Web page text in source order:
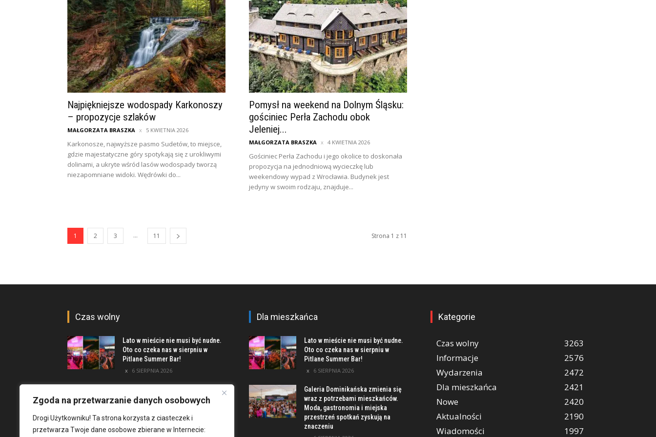
Zgoda na przetwarzanie danych osobowych
Drogi Użytkowniku! Ta strona korzysta z ciasteczek i
przetwarza Twoje dane osobowe zbierane w Internecie:
Najpiękniejsze wodospady Karkonoszy
– propozycje szlaków
MAŁGORZATA BRASZKA 5 KWIETNIA 2026
Karkonosze, najwyższe pasmo Sudetów, to miejsce,
gdzie majestatyczne góry spotykają się z urokliwymi
dolinami, a ukryte wśród lasów wodospady tworzą
niezapomniane widoki. Wędrówki do...
Pomysł na weekend na Dolnym Śląsku:
gościniec Perła Zachodu obok
Jeleniej...
MAŁGORZATA BRASZKA 4 KWIETNIA 2026
Gościniec Perła Zachodu i jego okolice to doskonała
propozycja na jednodniową wycieczkę lub
weekendowy wypad z Wrocławia. Budynek jest
jedyny w swoim rodzaju, znajduje...
1 2 3 ... 11 Strona 1 z 11
Czas wolny
Lato w mieście nie musi być nudne.
Oto co czeka nas w sierpniu w
Pitlane Summer Bar!
6 SIERPNIA 2026
Mieszkania i Lofty podczas eventu
w Marinie Kleczków
5 SIERPNIA 2026
Dla mieszkańca
Lato w mieście nie musi być nudne.
Oto co czeka nas w sierpniu w
Pitlane Summer Bar!
6 SIERPNIA 2026
Galeria Dominikańska zmienia się
wraz z potrzebami mieszkańców.
Moda, gastronomia i miejska
przestrzeń spotkań zyskują na
znaczeniu
Kategorie
Czas wolny
3263
Informacje
2576
Wydarzenia
2472
Dla mieszkańca
2421
Nowe
2420
Aktualności
2190
Wiadomości
1997